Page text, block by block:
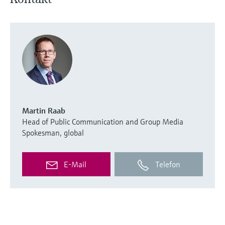
Martin Raab
Head of Public Communication and Group Media
Spokesman, global
E-Mail Telefon